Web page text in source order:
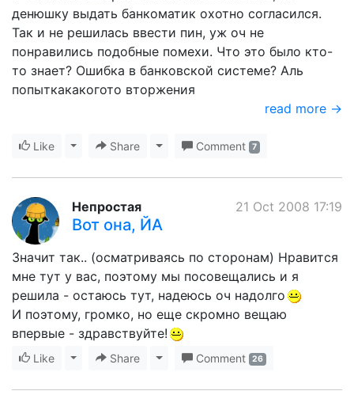
денюшку выдать банкоматик охотно согласился.
Так и не решилась ввести пин, уж оч не
понравились подобные помехи. Что это было кто-
то знает? Ошибка в банковской системе? Аль
попыткакакогото вторжения
read more →
Like Toggle Dropdown
Share Toggle Dropdown
Comment 7
21 Oct 2008 17:19
Непростая
Вот она, ЙА
Значит так.. (осматриваясь по сторонам) Нравится
мне тут у вас, поэтому мы посовещались и я
решила - остаюсь тут, надеюсь оч надолго
И поэтому, громко, но еще скромно вещаю
впервые - здравствуйте!
Like Toggle Dropdown
Share Toggle Dropdown
Comment 26